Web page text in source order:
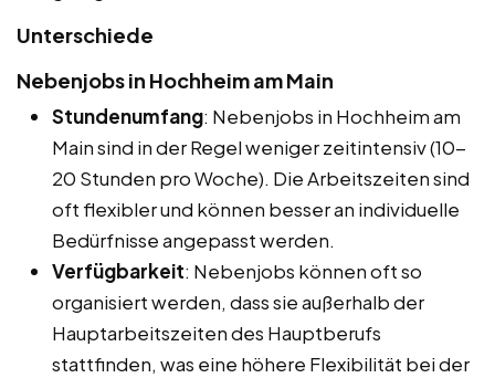
Unterschiede
Nebenjobs in Hochheim am Main
Stundenumfang: Nebenjobs in Hochheim am
Main sind in der Regel weniger zeitintensiv (10-
20 Stunden pro Woche). Die Arbeitszeiten sind
oft flexibler und können besser an individuelle
Bedürfnisse angepasst werden.
Verfügbarkeit: Nebenjobs können oft so
organisiert werden, dass sie außerhalb der
Hauptarbeitszeiten des Hauptberufs
stattfinden, was eine höhere Flexibilität bei der